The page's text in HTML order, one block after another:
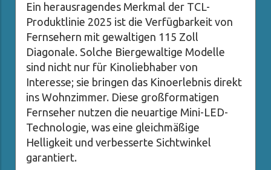
Ein herausragendes Merkmal der TCL-
Produktlinie 2025 ist die Verfügbarkeit von
Fernsehern mit gewaltigen 115 Zoll
Diagonale. Solche Biergewaltige Modelle
sind nicht nur für Kinoliebhaber von
Interesse; sie bringen das Kinoerlebnis direkt
ins Wohnzimmer. Diese großformatigen
Fernseher nutzen die neuartige Mini-LED-
Technologie, was eine gleichmäßige
Helligkeit und verbesserte Sichtwinkel
garantiert.